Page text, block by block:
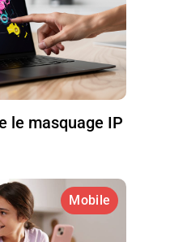
le masquage IP
Mobile